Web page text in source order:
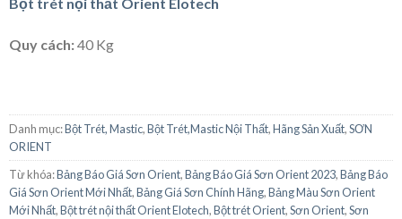
Quy cách:40 Kg
Danh mục:Bột Trét, Mastic,Bột Trét,Mastic Nội Thất,Hãng Sản Xuất,SƠN
ORIENT
Từ khóa:Bảng Báo Giá Sơn Orient,Bảng Báo Giá Sơn Orient 2023,Bảng Báo
Giá Sơn Orient Mới Nhất,Bảng Giá Sơn Chính Hãng,Bảng Màu Sơn Orient
Mới Nhất,Bột trét nội thất Orient Elotech,Bột trét Orient,Sơn Orient,Sơn